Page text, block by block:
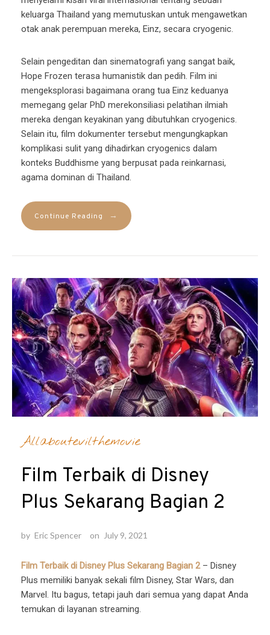
keluarga Thailand yang memutuskan untuk mengawetkan
otak anak perempuan mereka, Einz, secara cryogenic.
Selain pengeditan dan sinematografi yang sangat baik,
Hope Frozen terasa humanistik dan pedih. Film ini
mengeksplorasi bagaimana orang tua Einz keduanya
memegang gelar PhD merekonsiliasi pelatihan ilmiah
mereka dengan keyakinan yang dibutuhkan cryogenics.
Selain itu, film dokumenter tersebut mengungkapkan
komplikasi sulit yang dihadirkan cryogenics dalam
konteks Buddhisme yang berpusat pada reinkarnasi,
agama dominan di Thailand.
Continue Reading →
Allaboutevilthemovie
Film Terbaik di Disney
Plus Sekarang Bagian 2
by Eric Spencer on July 9, 2021
Film Terbaik di Disney Plus Sekarang Bagian 2– Disney
Plus memiliki banyak sekali film Disney, Star Wars, dan
Marvel. Itu bagus, tetapi jauh dari semua yang dapat Anda
temukan di layanan streaming.